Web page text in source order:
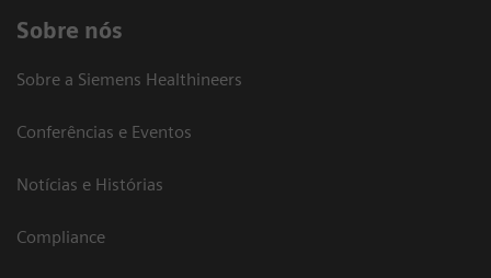
Sobre nós
Sobre a Siemens Healthineers
Conferências e Eventos
Notícias e Histórias
Compliance